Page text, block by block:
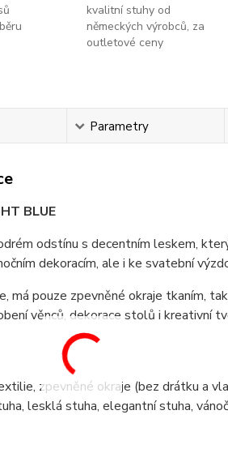
kvalitní stuhy od
německých výrobců, za
outletové ceny
Parametry
BLUE
odstínu s decentním leskem,
dekoracím, ale i ke svatební
má pouze zpevněné okraje tkaním,
věnců, dekorace stolů i kreativní
zpevněné okraje (bez drátku a
lesklá stuha, elegantní stuha,